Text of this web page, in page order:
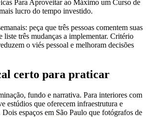
Para Aproveitar ao Máximo um Curso de
lucro do tempo investido.
peça que três pessoas comentem suas
liste três mudanças a implementar. Critério
o viés pessoal e melhoram decisões
certo para praticar
fundo e narrativa. Para interiores com
estúdios que oferecem infraestrutura e
espaços em São Paulo que fotógrafos de